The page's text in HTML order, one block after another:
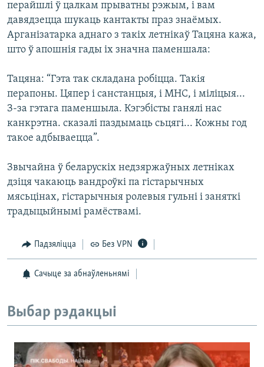
перайшлі ў цалкам прыватны рэжым, і вам
давядзецца шукаць кантакты праз знаёмых.
Арганізатарка аднаго з такіх летнікаў Тацяна кажа,
што ў апошнія гады іх значна паменшала:
Тацяна: “Гэта так складана робіцца. Такія
перапоны. Цяпер і санстанцыя, і МНС, і міліцыя...
З-за гэтага паменшыла. Кэгэбісты ганялі нас
канкрэтна. сказалі паздымаць сьцягі... Кожны год
такое адбываецца”.
Звычайна ў беларускіх недзяржаўных летніках
дзіця чакаюць вандроўкі па гістарычных
мясьцінах, гістарычныя ролевыя гульні і заняткі
традыцыйнымі рамёствамі.
Падзяліцца Без VPN
Сачыце за абнаўленьнямі
Выбар рэдакцыі